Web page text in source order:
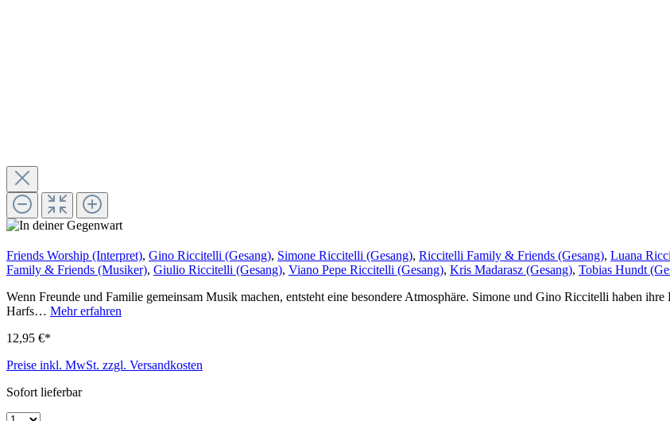
Friends Worship (Interpret), Gino Riccitelli (Gesang), Simone Riccitelli (Gesang), Riccitelli Family & Friends (Gesang), Luana
Family & Friends (Musiker), Giulio Riccitelli (Gesang), Viano Pepe Riccitelli (Gesang), Kris Madarasz (Gesang), Tobias Hundt
Wenn Freunde und Familie gemeinsam Musik machen, entsteht eine besondere Atmosphäre. Simone und Gino Riccitelli haben
Harfs… Mehr erfahren
12,95 €*
Preise inkl. MwSt. zzgl. Versandkosten
Sofort lieferbar